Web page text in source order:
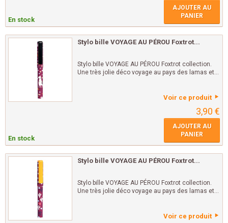
En stock
AJOUTER AU
PANIER
Stylo bille VOYAGE AU PÉROU Foxtrot...
Stylo bille VOYAGE AU PÉROU Foxtrot collection.
Une très jolie déco voyage au pays des lamas et...
Voir ce produit
3,90 €
En stock
AJOUTER AU
PANIER
Stylo bille VOYAGE AU PÉROU Foxtrot...
Stylo bille VOYAGE AU PÉROU Foxtrot collection.
Une très jolie déco voyage au pays des lamas et...
Voir ce produit